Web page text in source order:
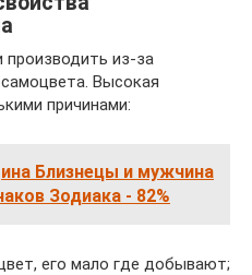
производить из-за
Высокая
причинами:
Близнецы и мужчина
Зодиака - 82%
его мало где добывают;